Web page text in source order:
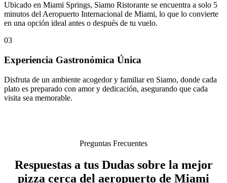
Ubicado en Miami Springs, Siamo Ristorante se encuentra a solo 5
minutos del Aeropuerto Internacional de Miami, lo que lo convierte
en una opción ideal antes o después de tu vuelo.
03
Experiencia Gastronómica Única
Disfruta de un ambiente acogedor y familiar en Siamo, donde cada
plato es preparado con amor y dedicación, asegurando que cada
visita sea memorable.
Preguntas Frecuentes
Respuestas a tus Dudas sobre la mejor
pizza cerca del aeropuerto de Miami